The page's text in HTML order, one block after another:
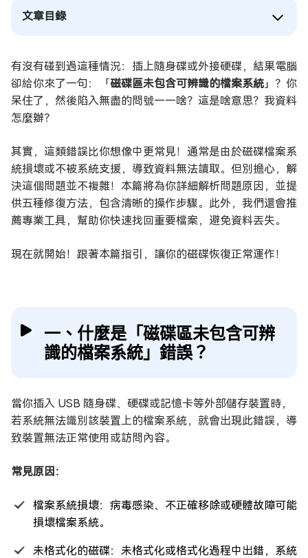
文章目錄
有沒有碰到過這種情況：插上隨身碟或外接硬碟，結果電腦
卻給你來了一句：「磁碟區未包含可辨識的檔案系統」？你
呆住了，然後陷入無盡的問號——啥？這是啥意思？我資料
怎麼辦？
其實，這類錯誤比你想像中更常見！通常是由於磁碟檔案系
統損壞或不被系統支援，導致資料無法讀取。但別擔心，解
決這個問題並不複雜！本篇將為你詳細解析問題原因，並提
供五種修復方法，包含清晰的操作步驟。此外，我們還會推
薦專業工具，幫助你快速找回重要檔案，避免資料丟失。
現在就開始！跟著本篇指引，讓你的磁碟恢復正常運作！
一、什麼是「磁碟區未包含可辨
識的檔案系統」錯誤？
當你插入 USB 隨身碟、硬碟或記憶卡等外部儲存裝置時，
若系統無法識別該裝置上的檔案系統，就會出現此錯誤，導
致裝置無法正常使用或訪問內容。
常見原因：
檔案系統損壞：病毒感染、不正確移除或硬體故障可能
損壞檔案系統。
未格式化的磁碟：未格式化或格式化過程中出錯，系統